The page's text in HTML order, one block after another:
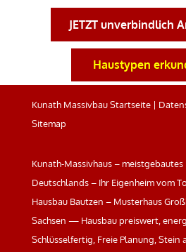
JETZT unverbindlich
Haustypen
Kunath Massivbau Startseite|
Sitemap
Kunath-Massivhaus –
Deutschlands – Ihr Eigenheim vom
Hausbau Bautzen – Musterhaus
Sachsen — Hausbau preiswert,
Schlüsselfertig, Freie Planung, Stein